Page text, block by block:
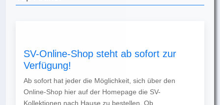
SV-Online-Shop steht ab sofort zur
Verfügung!
Ab sofort hat jeder die Möglichkeit, sich über den
Online-Shop hier auf der Homepage die SV-
Kollektionen nach Hause zu bestellen. Ob